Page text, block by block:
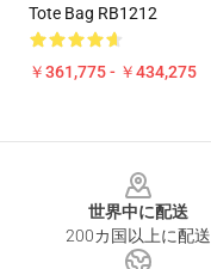
Tote Bag RB1212
￥361,775 - ￥434,275
世界中に配送
200カ国以上に配送